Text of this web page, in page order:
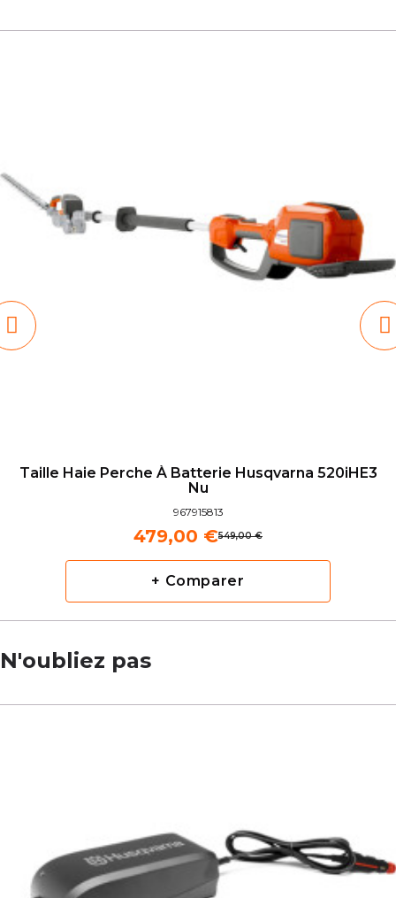
Taille Haie Perche À Batterie Husqvarna 520iHE3
Nu
967915813
549,00 €
479,00 €
+ Comparer
N'oubliez pas